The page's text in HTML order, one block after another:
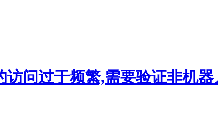
访问过于频繁,需要验证非机器